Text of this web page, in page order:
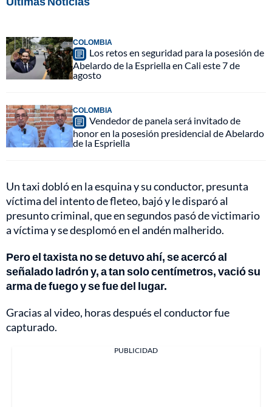
COLOMBIA
Los retos en seguridad para la posesión de
Abelardo de la Espriella en Cali este 7 de
agosto
COLOMBIA
Vendedor de panela será invitado de
honor en la posesión presidencial de Abelardo
de la Espriella
Un taxi dobló en la esquina y su conductor, presunta
víctima del intento de fleteo, bajó y le disparó al
presunto criminal, que en segundos pasó de victimario
a víctima y se desplomó en el andén malherido.
Pero el taxista no se detuvo ahí, se acercó al
señalado ladrón y, a tan solo centímetros, vació su
arma de fuego y se fue del lugar.
Gracias al video, horas después el conductor fue
capturado.
PUBLICIDAD